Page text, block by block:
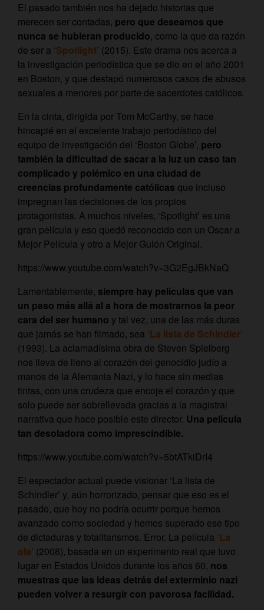
El pasado también nos ha dejado historias que
merecen ser contadas, pero que deseamos que
nunca se hubieran producido, como la que da razón
de ser a ‘Spotlight’ (2015). Este drama nos acerca a
la investigación periodística que se dio en el año 2001
en Boston, y que destapó numerosos casos de abusos
sexuales a menores por parte de sacerdotes católicos.
En la cinta, dirigida por Tom McCarthy, se hace
hincapié en el excelente trabajo periodístico del
equipo de investigación del ‘Boston Globe’, pero
también la dificultad de sacar a la luz un caso tan
complicado y polémico en una ciudad de
creencias profundamente católicas que incluso
impregnan las decisiones de los propios
protagonistas. A muchos niveles, ‘Spotlight’ es una
gran película y eso quedó reconocido con un Oscar a
Mejor Película y otro a Mejor Guión Original.
https://www.youtube.com/watch?v=3G2EgJBkNaQ
Lamentablemente, siempre hay películas que van
un paso más allá al a hora de mostrarnos la peor
cara del ser humano y tal vez, una de las más duras
que jamás se han filmado, sea ‘La lista de Schindler’
(1993). La aclamadísima obra de Steven Spielberg
nos lleva de lleno al corazón del genocidio judío a
manos de la Alemania Nazi, y lo hace sin medias
tintas, con una crudeza que encoje el corazón y que
solo puede ser sobrellevada gracias a la magistral
narrativa que hace posible este director. Una película
tan desoladora como imprescindible.
https://www.youtube.com/watch?v=5btATkiDrI4
El espectador actual puede visionar ‘La lista de
Schindler’ y, aún horrorizado, pensar que eso es el
pasado, que hoy no podría ocurrir porque hemos
avanzado como sociedad y hemos superado ese tipo
de dictaduras y totalitarismos. Error. La película ‘La
ola’ (2008), basada en un experimento real que tuvo
lugar en Estados Unidos durante los años 60, nos
muestras que las ideas detrás del exterminio nazi
pueden volver a resurgir con pavorosa facilidad.